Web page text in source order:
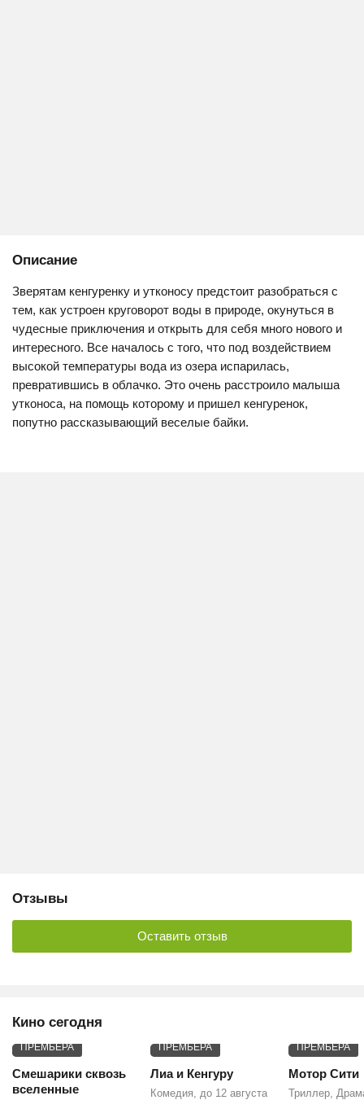
Описание
Зверятам кенгуренку и утконосу предстоит разобраться с
тем, как устроен круговорот воды в природе, окунуться в
чудесные приключения и открыть для себя много нового и
интересного. Все началось с того, что под воздействием
высокой температуры вода из озера испарилась,
превратившись в облачко. Это очень расстроило малыша
утконоса, на помощь которому и пришел кенгуренок,
попутно рассказывающий веселые байки.
Отзывы
Оставить отзыв
Кино сегодня
ПРЕМЬЕРА
Смешарики сквозь
вселенные
ПРЕМЬЕРА
Лиа и Кенгуру
Комедия, до 12 августа
ПРЕМЬЕРА
Мотор Сити
Триллер,